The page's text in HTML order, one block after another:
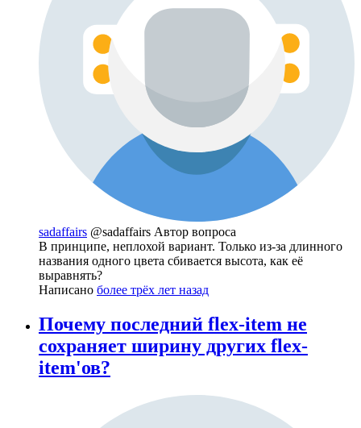
sadaffairs @sadaffairs Автор вопроса
В принципе, неплохой вариант. Только из-за длинного
названия одного цвета сбивается высота, как её
выравнять?
Написано более трёх лет назад
Почему последний flex-item не
сохраняет ширину других flex-
item'ов?